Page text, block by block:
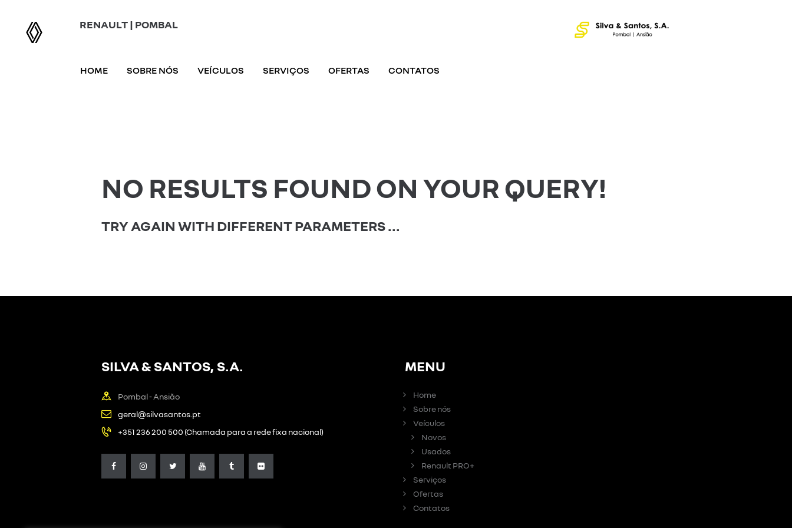
RENAULT | POMBAL
HOME SOBRE NÓS VEÍCULOS SERVIÇOS OFERTAS CONTATOS
Concessionário Renault
VEÍCULOS
NO RESULTS FOUND ON YOUR QUERY!
TRY AGAIN WITH DIFFERENT PARAMETERS ...
SILVA & SANTOS, S.A.
Pombal - Ansião
geral@silvasantos.pt
+351 236 200 500 (Chamada para a rede fixa nacional)
MENU
Home
Sobre nós
Veículos
Novos
Usados
Renault PRO+
Serviços
Ofertas
Contatos